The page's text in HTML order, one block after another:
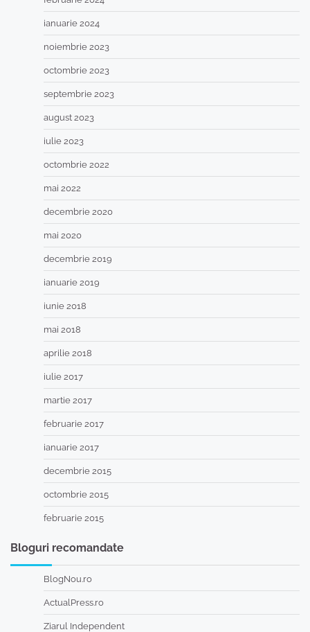
ianuarie 2024
noiembrie 2023
octombrie 2023
septembrie 2023
august 2023
iulie 2023
octombrie 2022
mai 2022
decembrie 2020
mai 2020
decembrie 2019
ianuarie 2019
iunie 2018
mai 2018
aprilie 2018
iulie 2017
martie 2017
februarie 2017
ianuarie 2017
decembrie 2015
octombrie 2015
februarie 2015
Bloguri recomandate
BlogNou.ro
ActualPress.ro
Ziarul Independent